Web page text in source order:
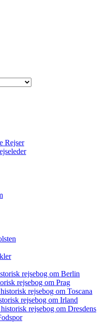
Rejser
rejsebog om Berlin
rejsebog om Prag
rejsebog om Toscana
rejsebog om Irland
rejsebog om Dresdens